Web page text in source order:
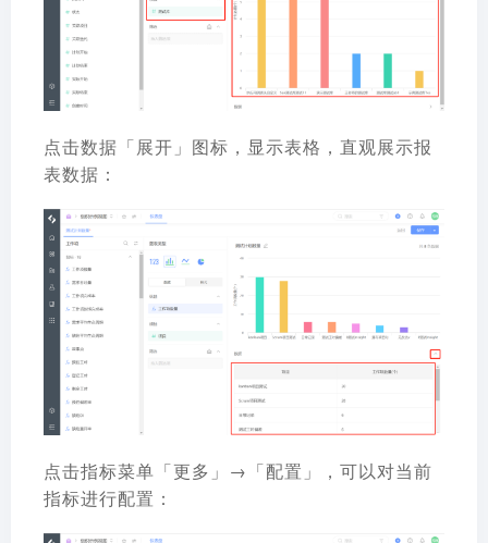
点击数据「展开」图标，显示表格，直观展示报
表数据：
点击指标菜单「更多」→「配置」，可以对当前
指标进行配置：